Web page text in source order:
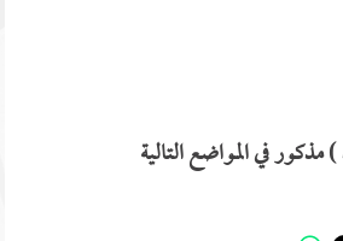
في المواضع التالية